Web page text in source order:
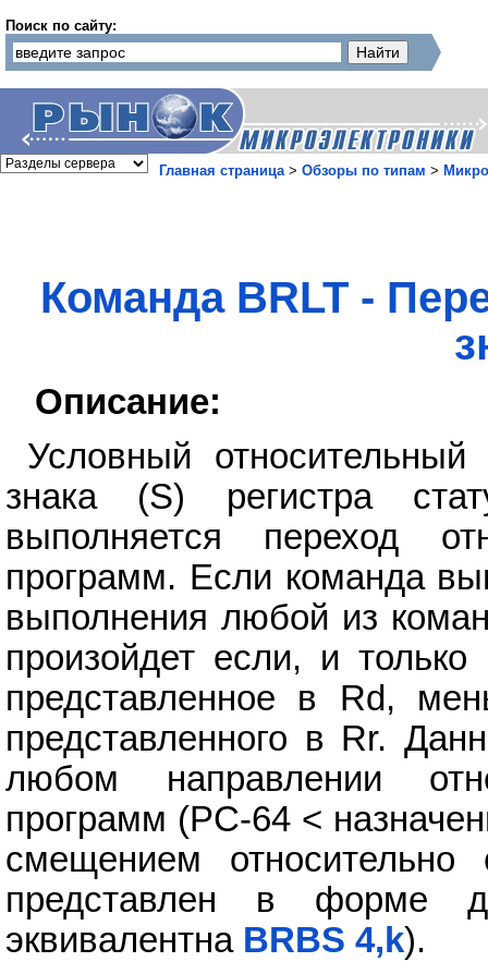
Поиск по сайту:
Главная страница> Обзоры по типам >
Команда BRLT -
Описание:
Условный
знака (S) регистра
выполняется переход
программ. Если команда
выполнения любой из
произойдет если, и
представленное в Rd,
представленного в Rr.
любом направлении
программ (PC-64 <
смещением относительно
представлен в форме
эквивалентна BRBS 4,k).